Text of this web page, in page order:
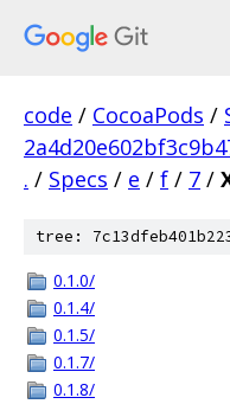
code / CocoaPods /
. / Specs / e / f / 7 /
tree:
0.1.0/
0.1.4/
0.1.5/
0.1.7/
0.1.8/